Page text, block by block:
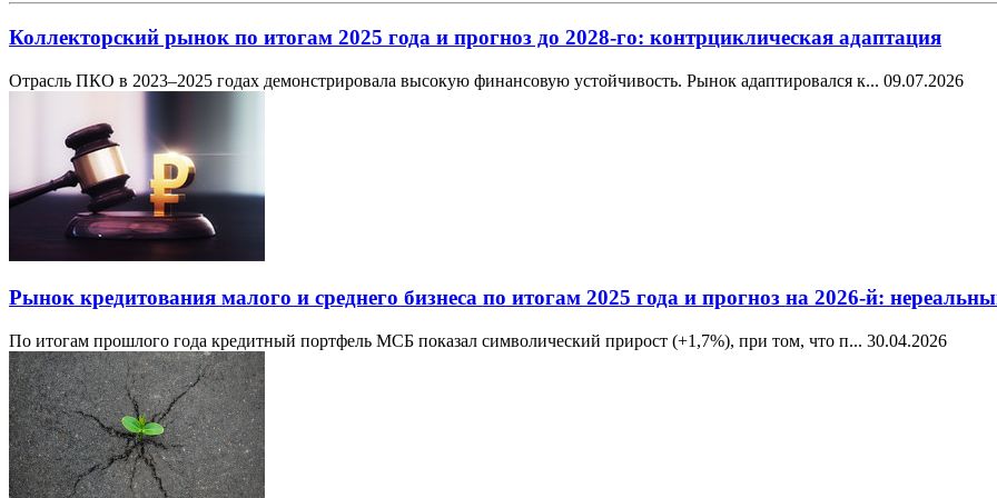
Коллекторский рынок по итогам 2025 года и прогноз до 2028-го: контрциклическая адаптация
Отрасль ПКО в 2023–2025 годах демонстрировала высокую финансовую устойчивость. Рынок адаптировался к... 09.07.2026
Рынок кредитования малого и среднего бизнеса по итогам 2025 года и прогноз на 2026-й:
По итогам прошлого года кредитный портфель МСБ показал символический прирост (+1,7%), при том, что п... 30.04.2026